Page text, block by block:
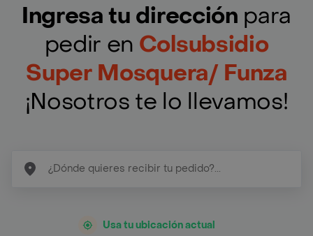
Ingresa tu dirección para
pedir en Colsubsidio
Super Mosquera/ Funza
¡Nosotros te lo llevamos!
Usa tu ubicación actual